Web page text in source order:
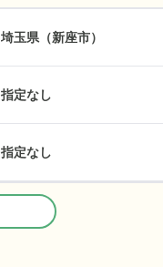
埼玉県（新座市）
指定なし
指定なし